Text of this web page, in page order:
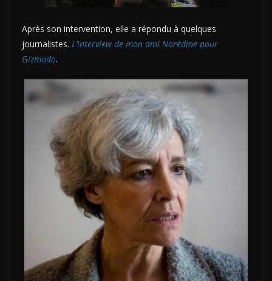
Après son intervention, elle a répondu à quelques
journalistes. L’interview de mon ami Norédine pour
Gizmodo.